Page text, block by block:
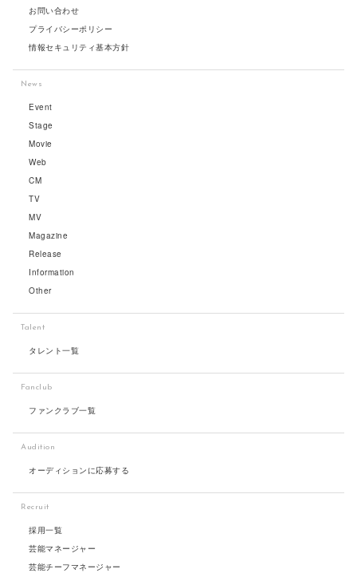
お問い合わせ
プライバシーポリシー
情報セキュリティ基本方針
News
Event
Stage
Movie
Web
CM
TV
MV
Magazine
Release
Information
Other
Talent
タレント一覧
Fanclub
ファンクラブ一覧
Audition
オーディションに応募する
Recruit
採用一覧
芸能マネージャー
芸能チーフマネージャー